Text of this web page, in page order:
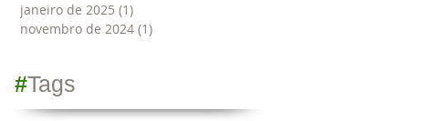
janeiro de 2025 (1)
novembro de 2024 (1)
#Tags